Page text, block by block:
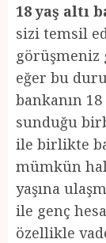
18 yaş altı
sizi temsil
görüşmeniz
eğer bu
bankanın
sunduğu
ile birlikte
mümkün
yaşına
ile genç
özellikle